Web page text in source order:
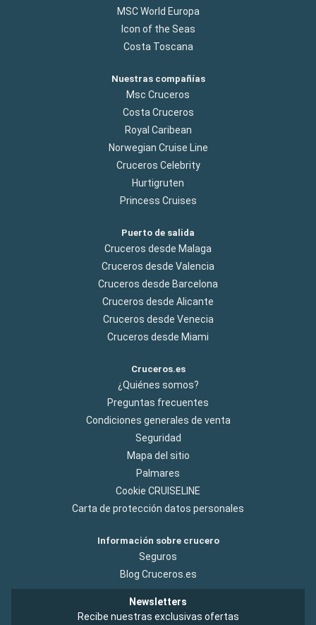
MSC World Europa
Icon of the Seas
Costa Toscana
Nuestras compañías
Msc Cruceros
Costa Cruceros
Royal Caribean
Norwegian Cruise Line
Cruceros Celebrity
Hurtigruten
Princess Cruises
Puerto de salida
Cruceros desde Malaga
Cruceros desde Valencia
Cruceros desde Barcelona
Cruceros desde Alicante
Cruceros desde Venecia
Cruceros desde Miami
Cruceros.es
¿Quiénes somos?
Preguntas frecuentes
Condiciones generales de venta
Seguridad
Mapa del sitio
Palmares
Cookie CRUISELINE
Carta de protección datos personales
Información sobre crucero
Seguros
Blog Cruceros.es
Newsletters
Recibe nuestras exclusivas ofertas